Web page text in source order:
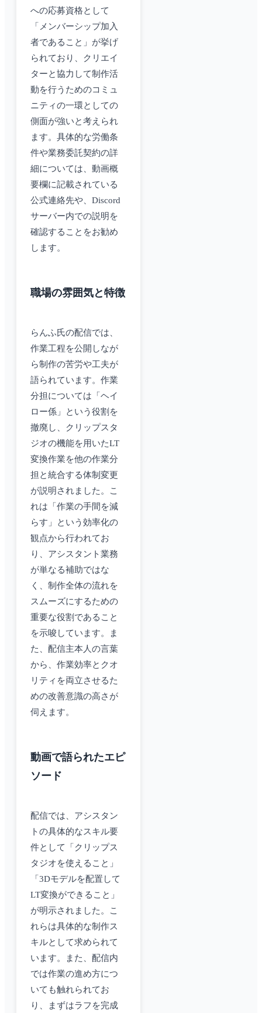
への応募資格として
「メンバーシップ加入
者であること」が挙げ
られており、クリエイ
ターと協力して制作活
動を行うためのコミュ
ニティの一環としての
側面が強いと考えられ
ます。具体的な労働条
件や業務委託契約の詳
細については、動画概
要欄に記載されている
公式連絡先や、Discord
サーバー内での説明を
確認することをお勧め
します。
職場の雰囲気と特徴
らんふ氏の配信では、
作業工程を公開しなが
ら制作の苦労や工夫が
語られています。作業
分担については「ヘイ
ロー係」という役割を
撤廃し、クリップスタ
ジオの機能を用いたLT
変換作業を他の作業分
担と統合する体制変更
が説明されました。こ
れは「作業の手間を減
らす」という効率化の
観点から行われてお
り、アシスタント業務
が単なる補助ではな
く、制作全体の流れを
スムーズにするための
重要な役割であること
を示唆しています。ま
た、配信主本人の言葉
から、作業効率とクオ
リティを両立させるた
めの改善意識の高さが
伺えます。
動画で語られたエピ
ソード
配信では、アシスタン
トの具体的なスキル要
件として「クリップス
タジオを使えること」
「3Dモデルを配置して
LT変換ができること」
が明示されました。こ
れらは具体的な制作ス
キルとして求められて
います。また、配信内
では作業の進め方につ
いても触れられてお
り、まずはラフを完成